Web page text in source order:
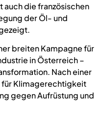
auch die französischen
der Öl- und
breiten Kampagne für
in Österreich –
Nach einer
für Klimagerechtigkeit
gegen Aufrüstung und